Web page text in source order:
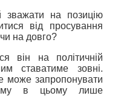
на позицію
від просування
на довго?
він на політичній
ставатиме зовні.
може запропонувати
в цьому лише